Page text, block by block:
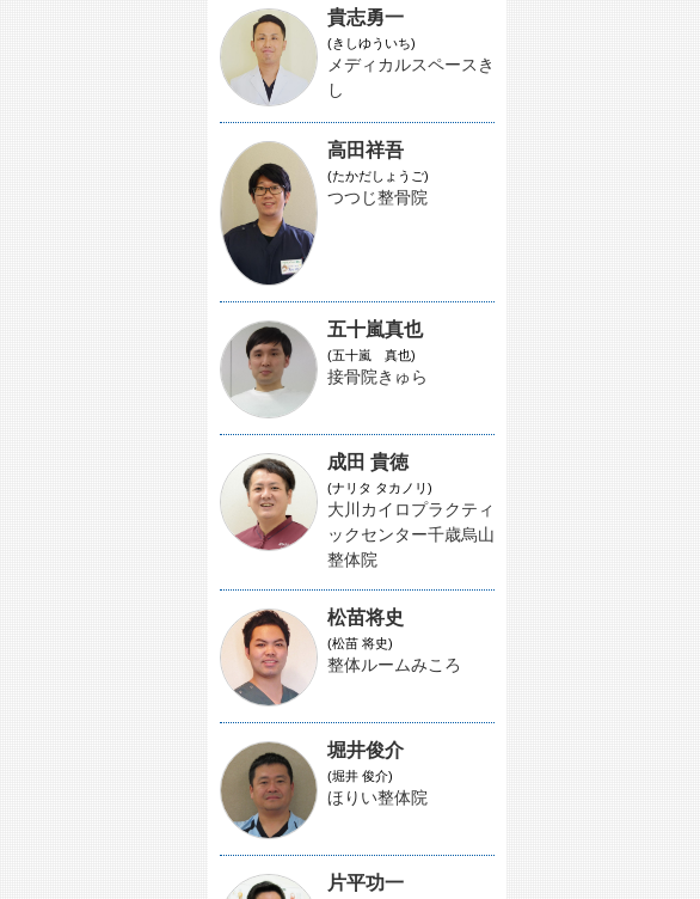
貴志勇一
(きしゆういち)
メディカルスペースき
し
高田祥吾
(たかだしょうご)
つつじ整骨院
五十嵐真也
(五十嵐 真也)
接骨院きゅら
成田 貴徳
(ナリタ タカノリ)
大川カイロプラクティ
ックセンター千歳烏山
整体院
松苗将史
(松苗 将史)
整体ルームみころ
堀井俊介
(堀井 俊介)
ほりい整体院
片平功一